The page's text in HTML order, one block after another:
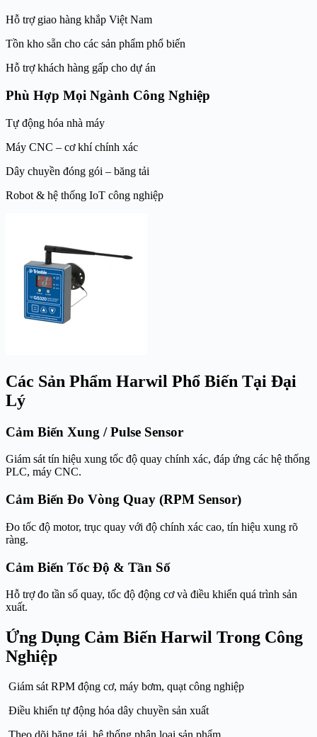
Hỗ trợ giao hàng khắp Việt Nam
Tồn kho sẵn cho các sản phẩm phổ biến
Hỗ trợ khách hàng gấp cho dự án
Phù Hợp Mọi Ngành Công Nghiệp
Tự động hóa nhà máy
Máy CNC – cơ khí chính xác
Dây chuyền đóng gói – băng tải
Robot & hệ thống IoT công nghiệp
Các Sản Phẩm Harwil Phổ Biến Tại Đại
Lý
Cảm Biến Xung / Pulse Sensor
Giám sát tín hiệu xung tốc độ quay chính xác, đáp ứng các hệ thống
PLC, máy CNC.
Cảm Biến Đo Vòng Quay (RPM Sensor)
Đo tốc độ motor, trục quay với độ chính xác cao, tín hiệu xung rõ
ràng.
Cảm Biến Tốc Độ & Tần Số
Hỗ trợ đo tần số quay, tốc độ động cơ và điều khiển quá trình sản
xuất.
Ứng Dụng Cảm Biến Harwil Trong Công
Nghiệp
Giám sát RPM động cơ, máy bơm, quạt công nghiệp
Điều khiển tự động hóa dây chuyền sản xuất